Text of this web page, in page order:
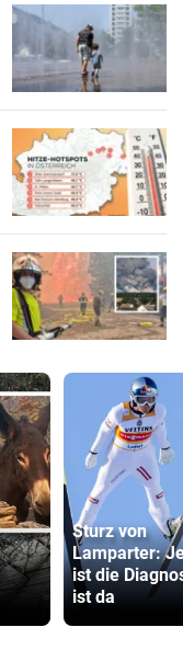
Sturz von
Lamparter:
ist die
ist da